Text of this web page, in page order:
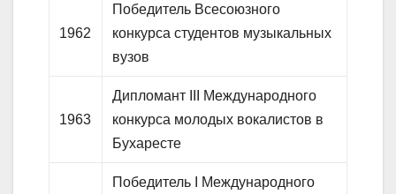
1962
Победитель Всесоюзного
конкурса студентов музыкальных
вузов
1963
Дипломант III Международного
конкурса молодых вокалистов в
Бухаресте
Победитель I Международного